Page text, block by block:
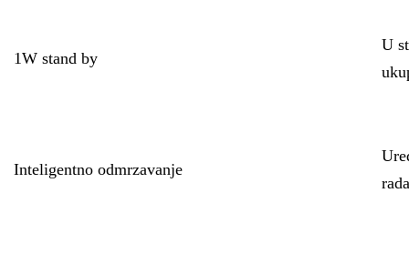
1W stand by
U
Inteligentno odmrzavanje